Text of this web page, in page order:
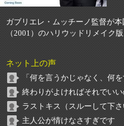
ガブリエレ・ムッチーノ監督が
（2001）のハリウッドリメイク版
ネット上の声
「何を言うかじゃなく、何を
終わりがよければそれでいい
ラストキス（スルーして下さ
主人公が情けなさすぎです